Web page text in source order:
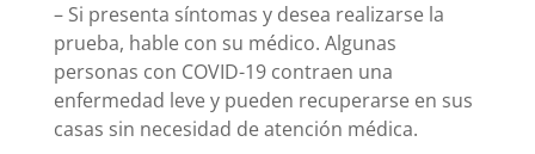
– Si presenta síntomas y desea realizarse la
prueba, hable con su médico. Algunas
personas con COVID-19 contraen una
enfermedad leve y pueden recuperarse en sus
casas sin necesidad de atención médica.